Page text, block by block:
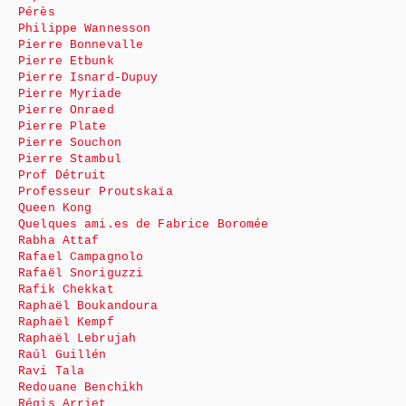
Pérès
Philippe Wannesson
Pierre Bonnevalle
Pierre Etbunk
Pierre Isnard-Dupuy
Pierre Myriade
Pierre Onraed
Pierre Plate
Pierre Souchon
Pierre Stambul
Prof Détruit
Professeur Proutskaïa
Queen Kong
Quelques ami.es de Fabrice Boromée
Rabha Attaf
Rafael Campagnolo
Rafaël Snoriguzzi
Rafik Chekkat
Raphaël Boukandoura
Raphaël Kempf
Raphaël Lebrujah
Raúl Guillén
Ravi Tala
Redouane Benchikh